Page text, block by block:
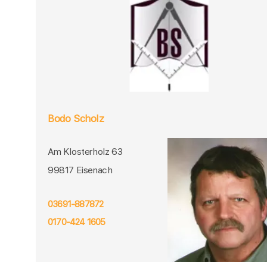
Bodo Scholz
Am Klosterholz 63
99817 Eisenach
03691-887872
0170-424 1605